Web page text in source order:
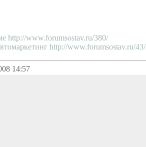
http://www.forumsostav.ru/380/
http://www.forumsostav.ru/43/
14:57